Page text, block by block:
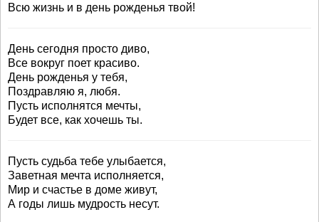
Всю жизнь и в день рожденья твой!
День сегодня просто диво,
Все вокруг поет красиво.
День рожденья у тебя,
Поздравляю я, любя.
Пусть исполнятся мечты,
Будет все, как хочешь ты.
Пусть судьба тебе улыбается,
Заветная мечта исполняется,
Мир и счастье в доме живут,
А годы лишь мудрость несут.